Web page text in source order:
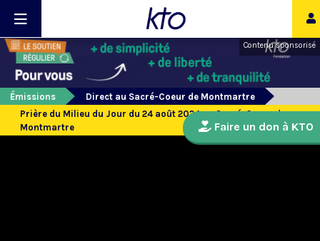
Contenu sponsorisé
Émissions
Direct au Sacré-Coeur de Montmartre
Prière du Milieu du Jour du 24 août 2024 au Sacré-Coeur de
Montmartre
Faire un don à KTO